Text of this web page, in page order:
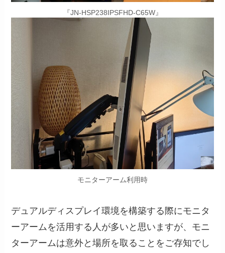
『JN-HSP238IPSFHD-C65W』
モニターアーム利用時
デュアルディスプレイ環境を構築する際にモニタ
ーアームを活用する人が多いと思いますが、モニ
ターアームは意外と場所を取ることをご存知でし